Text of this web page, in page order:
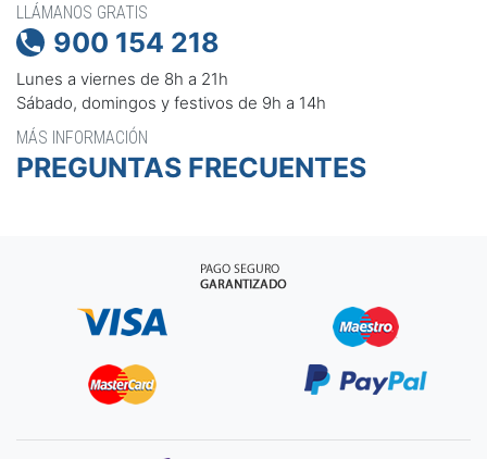
LLÁMANOS GRATIS
 900 154 218
Lunes a viernes de 8h a 21h
Sábado, domingos y festivos de 9h a 14h
MÁS INFORMACIÓN
PREGUNTAS FRECUENTES